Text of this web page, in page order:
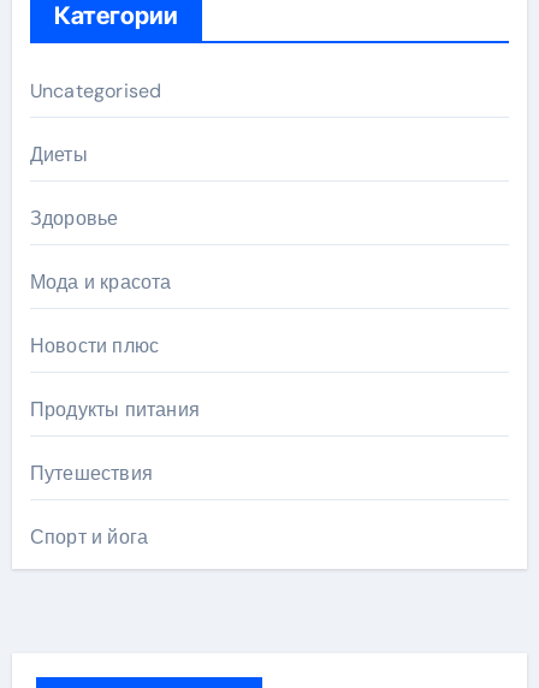
Категории
Uncategorised
Диеты
Здоровье
Мода и красота
Новости плюс
Продукты питания
Путешествия
Спорт и йога